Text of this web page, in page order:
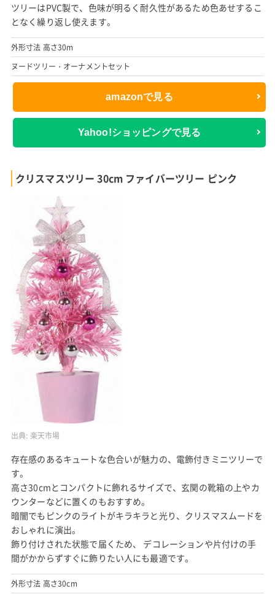
ツリーはPVC製で、色味が明るく耐久性があるため色あせするこ
となく繰り返し使えます。
外形寸法 高さ30m
ヌードツリー・オーナメントセット
amazonで見る
Yahoo!ショッピングで見る
クリスマスツリー 30cm ファイバーツリー ピンク
出典: 楽天市場
存在感のあるキュートな色合いが魅力の、電飾付きミニツリーで
す。
高さ30cmとコンパクトに飾れるサイズで、玄関の靴箱の上やカ
ウンターなどに置くのもおすすめ。
暗闇でもピンクのライトがキラキラと光り、クリスマスムードを
おしゃれに演出。
飾り付けされた状態で届くため、 デコレーションや片付けの手
間がかからずすぐに飾りたい人にも最適です。
外形寸法 高さ30cm